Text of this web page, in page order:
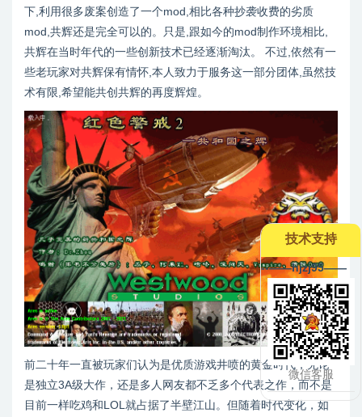
下,利用很多废案创造了一个mod,相比各种抄袭收费的劣质
mod,共辉还是完全可以的。只是,跟如今的mod制作环境相比,
共辉在当时年代的一些创新技术已经逐渐淘汰。 不过,依然有一
些老玩家对共辉保有情怀,本人致力于服务这一部分团体,虽然技
术有限,希望能共创共辉的再度辉煌。
前二十年一直被玩家们认为是优质游戏井喷的黄金时代，无论
是独立3A级大作，还是多人网友都不乏多个代表之作，而不是
目前一样吃鸡和LOL就占据了半壁江山。但随着时代变化，如
技术支持
--——hjzj95——
微信客服